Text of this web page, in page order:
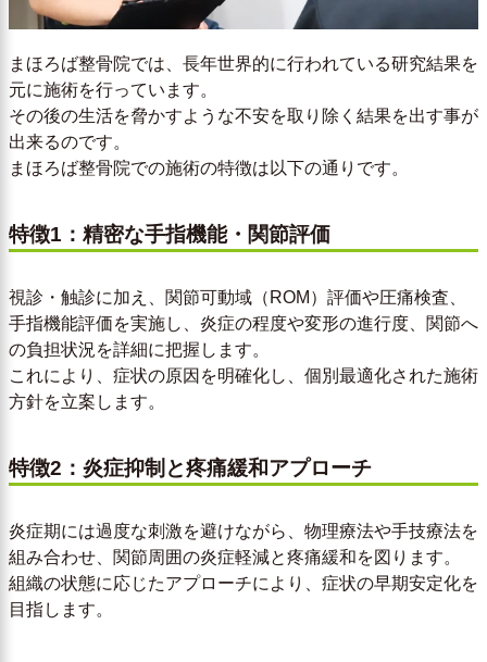
まほろば整骨院では、長年世界的に行われている研究結果を
元に施術を行っています。
その後の生活を脅かすような不安を取り除く結果を出す事が
出来るのです。
まほろば整骨院での施術の特徴は以下の通りです。
特徴1：精密な手指機能・関節評価
視診・触診に加え、関節可動域（ROM）評価や圧痛検査、
手指機能評価を実施し、炎症の程度や変形の進行度、関節へ
の負担状況を詳細に把握します。
これにより、症状の原因を明確化し、個別最適化された施術
方針を立案します。
特徴2：炎症抑制と疼痛緩和アプローチ
炎症期には過度な刺激を避けながら、物理療法や手技療法を
組み合わせ、関節周囲の炎症軽減と疼痛緩和を図ります。
組織の状態に応じたアプローチにより、症状の早期安定化を
目指します。